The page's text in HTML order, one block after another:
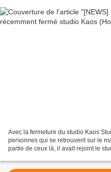
Avec la fermeture du studio Kaos
personnes qui se retrouvent sur le
partie de ceux là, il avait rejoint le